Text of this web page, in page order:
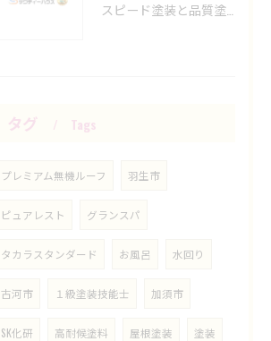
タグ Tags
プレミアム無機ルーフ 羽生市
ピュアレスト グランスパ
タカラスタンダード お風呂 水回り
古河市 １級塗装技能士 加須市
SK化研 高耐候塗料 屋根塗装 塗装